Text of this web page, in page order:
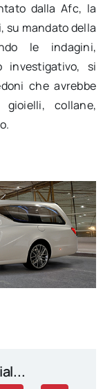
dalla Afc, la
su mandato della
le indagini,
investigativo, si
che avrebbe
collane,